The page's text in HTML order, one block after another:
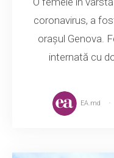
coronavirus, a
orașul Genova.
internată cu
EA.md